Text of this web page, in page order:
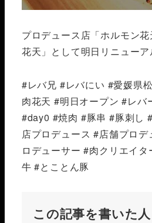
プロデュース店「ホルモン
花天」として明日リニュー
#レバ兄 #レバにい #愛媛県
肉花天 #明日オープン #レバ
#day0 #焼肉 #豚串 #豚刺し
店プロデュース #店舗プロ
ロデューサー #肉クリエイ
牛 #とことん豚
この記事を書いた人